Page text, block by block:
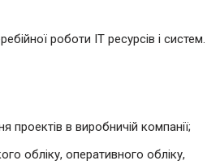
роботи ІТ ресурсів і систем.
проектів в виробничій компанії;
обліку, оперативного обліку,